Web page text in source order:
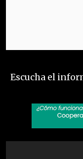
Escucha el